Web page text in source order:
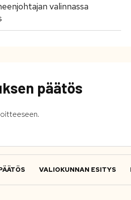
valinnassa
päätös
VALIOKUNNAN ESITYS